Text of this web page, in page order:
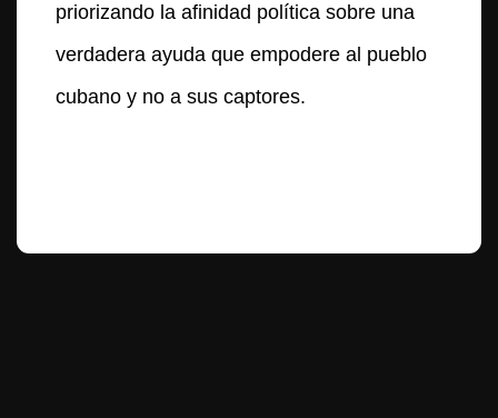
priorizando la afinidad política sobre una
verdadera ayuda que empodere al pueblo
cubano y no a sus captores.